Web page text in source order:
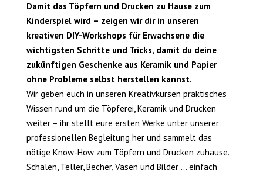
Damit das Töpfern und Drucken zu Hause zum
Kinderspiel wird – zeigen wir dir in unseren
kreativen DIY-Workshops für Erwachsene die
wichtigsten Schritte und Tricks, damit du deine
zukünftigen Geschenke aus Keramik und Papier
ohne Probleme selbst herstellen kannst.
Wir geben euch in unseren Kreativkursen praktisches
Wissen rund um die Töpferei, Keramik und Drucken
weiter – ihr stellt eure ersten Werke unter unserer
professionellen Begleitung her und sammelt das
nötige Know-How zum Töpfern und Drucken zuhause.
Schalen, Teller, Becher, Vasen und Bilder … einfach